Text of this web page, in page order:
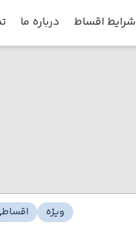
شرایط اقساط درباره ما
ویژه